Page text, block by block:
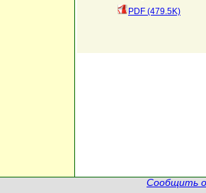
PDF (479.5K)
Сообщить о